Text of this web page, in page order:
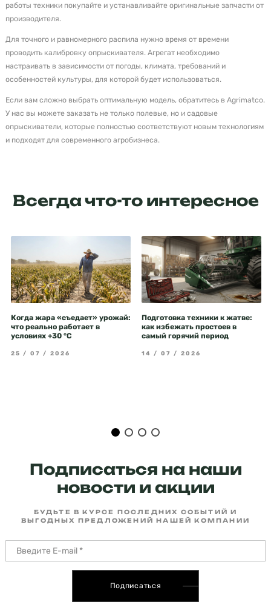
работы техники покупайте и устанавливайте оригинальные запчасти от
производителя.
Для точного и равномерного распила нужно время от времени
проводить калибровку опрыскивателя. Агрегат необходимо
настраивать в зависимости от погоды, климата, требований и
особенностей культуры, для которой будет использоваться.
Если вам сложно выбрать оптимальную модель, обратитесь в Agrimatco.
У нас вы можете заказать не только полевые, но и садовые
опрыскиватели, которые полностью соответствуют новым технологиям
и подходят для современного агробизнеса.
Всегда что-то интересное
Когда жара «съедает» урожай:
что реально работает в
условиях +30 °C
25 / 07 / 2026
Подготовка техники к жатве:
как избежать простоев в
самый горячий период
14 / 07 / 2026
Подписаться на наши
новости и акции
БУДЬТЕ В КУРСЕ ПОСЛЕДНИХ СОБЫТИЙ И
ВЫГОДНЫХ ПРЕДЛОЖЕНИЙ НАШЕЙ КОМПАНИИ
Подписаться